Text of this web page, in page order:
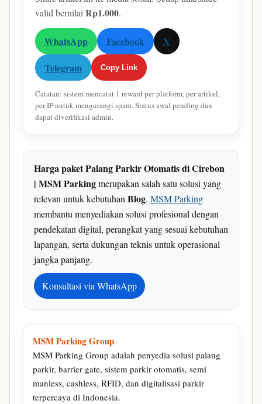
valid bernilai Rp1.000.
WhatsApp Facebook
X
Telegram
Copy Link
Catatan: sistem mencatat 1 reward per platform, per artikel,
per IP untuk mengurangi spam. Status awal pending dan
dapat diverifikasi admin.
Harga paket Palang Parkir Otomatis di Cirebon
| MSM Parkingmerupakan salah satu solusi yang
relevan untuk kebutuhan Blog. MSM Parking
membantu menyediakan solusi profesional dengan
pendekatan digital, perangkat yang sesuai kebutuhan
lapangan, serta dukungan teknis untuk operasional
jangka panjang.
Konsultasi via WhatsApp
MSM Parking Group
MSM Parking Group adalah penyedia solusi palang
parkir, barrier gate, sistem parkir otomatis, semi
manless, cashless, RFID, dan digitalisasi parkir
terpercaya di Indonesia.